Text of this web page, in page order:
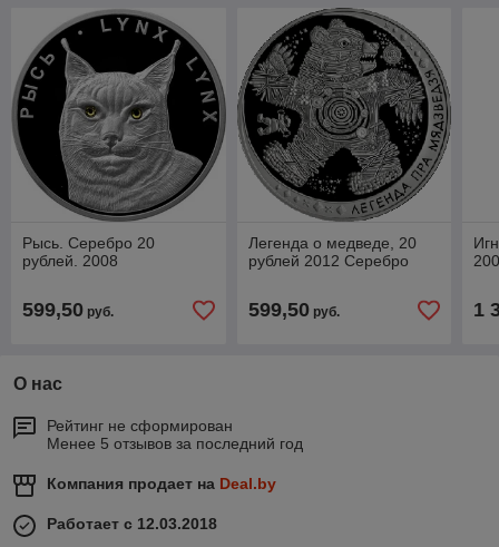
Рысь. Серебро 20
рублей. 2008
599,50 руб.
Легенда о медведе, 20
рублей 2012 Серебро
599,50руб. 1
О нас
Рейтинг не сформирован
Менее 5 отзывов за последний год
Компания продает на Deal.by
Работает с 12.03.2018